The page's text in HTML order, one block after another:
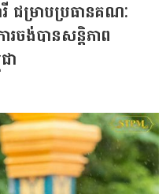
ជម្រាបប្រធានគណៈ
ចង់បានសន្តិភាព
ា